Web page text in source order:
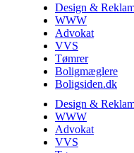
Design &
WWW
Advokat
VVS
Tømrer
Boligmæglere
Boligsiden.dk
Design &
WWW
Advokat
VVS